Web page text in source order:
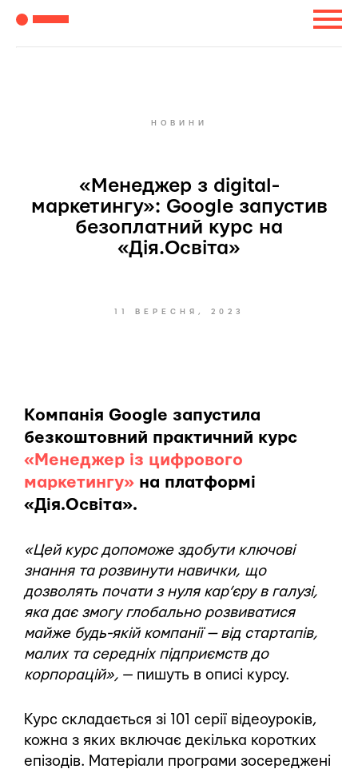
НОВИНИ
«Менеджер з digital-
маркетингу»: Google запустив
безоплатний курс на
«Дія.Освіта»
11 ВЕРЕСНЯ, 2023
Компанія Google запустила
безкоштовний практичний курс
«Менеджер із цифрового
маркетингу» на платформі
«Дія.Освіта».
«Цей курс допоможе здобути ключові
знання та розвинути навички, що
дозволять почати з нуля кар’єру в галузі,
яка дає змогу глобально розвиватися
майже будь-якій компанії — від стартапів,
малих та середніх підприємств до
корпорацій», — пишуть в описі курсу.
Курс складається зі 101 серії відеоуроків,
кожна з яких включає декілька коротких
епізодів. Матеріали програми зосереджені